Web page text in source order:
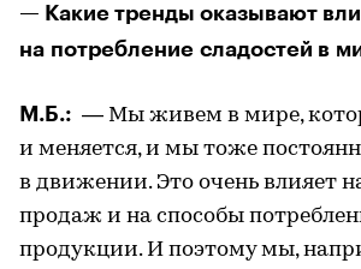
— Какие тренды оказывают
на потребление сладостей в
М.Б.: — Мы живем в мире,
и меняется, и мы тоже
в движении. Это очень влияет
продаж и на способы
продукции. И поэтому мы,